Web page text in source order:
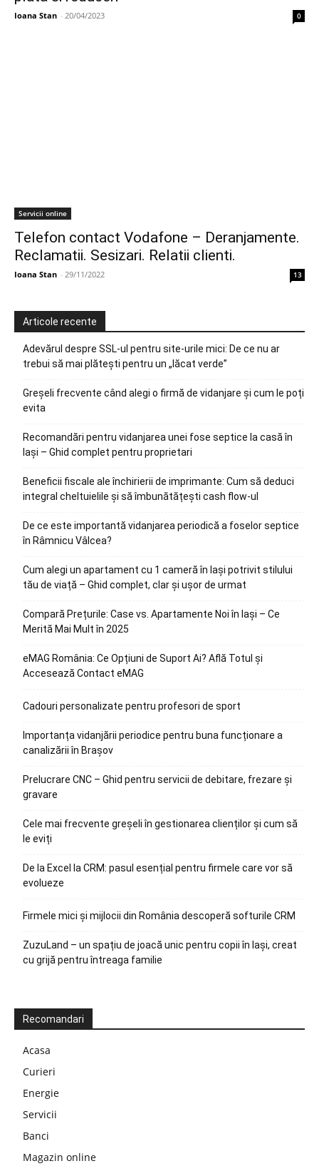
Ioana Stan - 20/04/2023 0
Servicii online
Telefon contact Vodafone – Deranjamente.
Reclamatii. Sesizari. Relatii clienti.
Ioana Stan - 29/11/2022 13
Articole recente
Adevărul despre SSL-ul pentru site-urile mici: De ce nu ar
trebui să mai plătești pentru un „lăcat verde”
Greșeli frecvente când alegi o firmă de vidanjare și cum le poți
evita
Recomandări pentru vidanjarea unei fose septice la casă în
Iași – Ghid complet pentru proprietari
Beneficii fiscale ale închirierii de imprimante: Cum să deduci
integral cheltuielile și să îmbunătățești cash flow-ul
De ce este importantă vidanjarea periodică a foselor septice
în Râmnicu Vâlcea?
Cum alegi un apartament cu 1 cameră în Iași potrivit stilului
tău de viață – Ghid complet, clar și ușor de urmat
Compară Prețurile: Case vs. Apartamente Noi în Iași – Ce
Merită Mai Mult în 2025
eMAG România: Ce Opțiuni de Suport Ai? Află Totul și
Accesează Contact eMAG
Cadouri personalizate pentru profesori de sport
Importanța vidanjării periodice pentru buna funcționare a
canalizării în Brașov
Prelucrare CNC – Ghid pentru servicii de debitare, frezare și
gravare
Cele mai frecvente greșeli în gestionarea clienților și cum să
le eviți
De la Excel la CRM: pasul esențial pentru firmele care vor să
evolueze
Firmele mici și mijlocii din România descoperă softurile CRM
ZuzuLand – un spațiu de joacă unic pentru copii în Iași, creat
cu grijă pentru întreaga familie
Recomandari
Acasa
Curieri
Energie
Servicii
Banci
Magazin online